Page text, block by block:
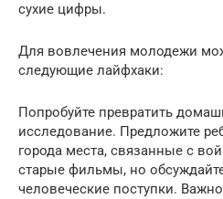
сухие цифры.
Для вовлечения молодежи
следующие лайфхаки:
Попробуйте превратить
исследование. Предложите
города места, связанные с
старые фильмы, но
человеческие поступки.